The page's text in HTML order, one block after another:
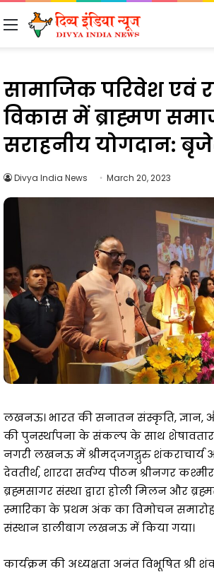
Menu
सामाजिक परिवेश एवं
विकास में ब्राह्मण
सराहनीय योगदान:
Divya India News March 20, 2023
लखनऊ। भारत की सनातन संस्कृति, ज्ञान,
की पुनर्स्थापना के संकल्प के साथ
नगरी लखनऊ में श्रीमद्जगद्गुरु शंकराचार्य
देवतीर्थ, शारदा सर्वग्य पीठम श्रीनगर
ब्रह्मसागर संस्था द्वारा होली मिलन और
स्मारिका के प्रथम अंक का विमोचन
संस्थान डालीबाग लखनऊ में किया गया।
कार्यक्रम की अध्यक्षता अनंत विभूषित श्री